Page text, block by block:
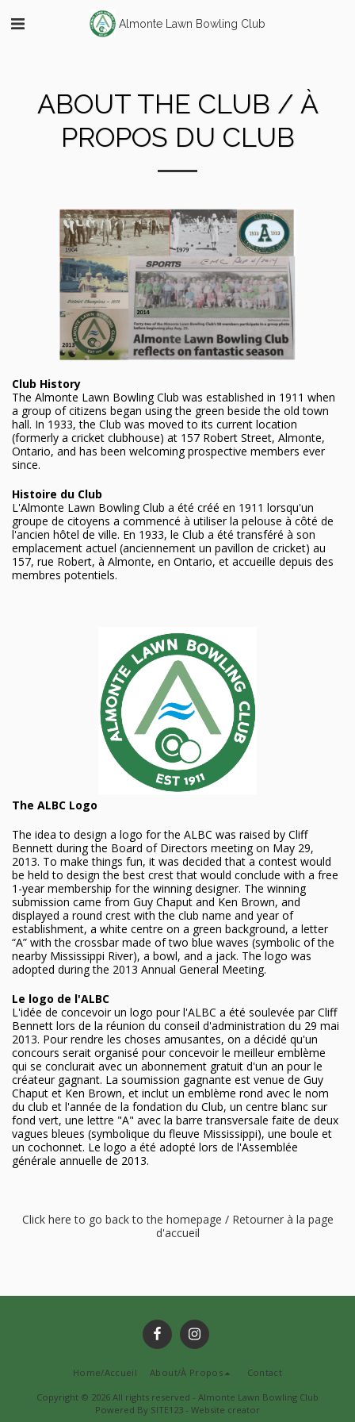
Almonte Lawn Bowling Club
ABOUT THE CLUB / À
PROPOS DU CLUB
Club History
The Almonte Lawn Bowling Club was established in 1911 when
a group of citizens began using the green beside the old town
hall. In 1933, the Club was moved to its current location
(formerly a cricket clubhouse) at 157 Robert Street, Almonte,
Ontario, and has been welcoming prospective members ever
since.
Histoire du Club
L'Almonte Lawn Bowling Club a été créé en 1911 lorsqu'un
groupe de citoyens a commencé à utiliser la pelouse à côté de
l'ancien hôtel de ville. En 1933, le Club a été transféré à son
emplacement actuel (anciennement un pavillon de cricket) au
157, rue Robert, à Almonte, en Ontario, et accueille depuis des
membres potentiels.
The ALBC Logo
The idea to design a logo for the ALBC was raised by Cliff
Bennett during the Board of Directors meeting on May 29,
2013. To make things fun, it was decided that a contest would
be held to design the best crest that would conclude with a free
1-year membership for the winning designer. The winning
submission came from Guy Chaput and Ken Brown, and
displayed a round crest with the club name and year of
establishment, a white centre on a green background, a letter
“A” with the crossbar made of two blue waves (symbolic of the
nearby Mississippi River), a bowl, and a jack. The logo was
adopted during the 2013 Annual General Meeting.
Le logo de l'ALBC
L'idée de concevoir un logo pour l'ALBC a été soulevée par Cliff
Bennett lors de la réunion du conseil d'administration du 29 mai
2013. Pour rendre les choses amusantes, on a décidé qu'un
concours serait organisé pour concevoir le meilleur emblème
qui se conclurait avec un abonnement gratuit d'un an pour le
créateur gagnant. La soumission gagnante est venue de Guy
Chaput et Ken Brown, et inclut un emblème rond avec le nom
du club et l'année de la fondation du Club, un centre blanc sur
fond vert, une lettre "A" avec la barre transversale faite de deux
vagues bleues (symbolique du fleuve Mississippi), une boule et
un cochonnet. Le logo a été adopté lors de l'Assemblée
générale annuelle de 2013.
Click here to go back to the homepage / Retourner à la page
d'accueil
Home/Accueil About/À Propos Contact
Copyright © 2026 All rights reserved - Almonte Lawn Bowling Club
Powered By SITE123 - Website creator